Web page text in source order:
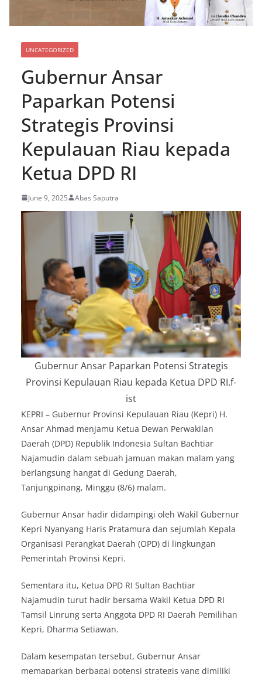
UNCATEGORIZED
Gubernur Ansar
Paparkan Potensi
Strategis Provinsi
Kepulauan Riau kepada
Ketua DPD RI
June 9, 2025 Abas Saputra
Gubernur Ansar Paparkan Potensi Strategis
Provinsi Kepulauan Riau kepada Ketua DPD RI.f-
ist
KEPRI – Gubernur Provinsi Kepulauan Riau (Kepri) H.
Ansar Ahmad menjamu Ketua Dewan Perwakilan
Daerah (DPD) Republik Indonesia Sultan Bachtiar
Najamudin dalam sebuah jamuan makan malam yang
berlangsung hangat di Gedung Daerah,
Tanjungpinang, Minggu (8/6) malam.
Gubernur Ansar hadir didampingi oleh Wakil Gubernur
Kepri Nyanyang Haris Pratamura dan sejumlah Kepala
Organisasi Perangkat Daerah (OPD) di lingkungan
Pemerintah Provinsi Kepri.
Sementara itu, Ketua DPD RI Sultan Bachtiar
Najamudin turut hadir bersama Wakil Ketua DPD RI
Tamsil Linrung serta Anggota DPD RI Daerah Pemilihan
Kepri, Dharma Setiawan.
Dalam kesempatan tersebut, Gubernur Ansar
memaparkan berbagai potensi strategis yang dimiliki